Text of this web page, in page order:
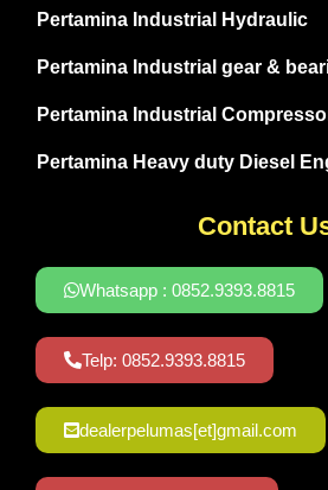
Pertamina Industrial Hydraulic
Pertamina Industrial gear &
Pertamina Industrial
Pertamina Heavy duty Diesel
Contact
Whatsapp : 0852.9393.8815
Telp: 0852.9393.8815
dealerpelumas[et]gmail.com